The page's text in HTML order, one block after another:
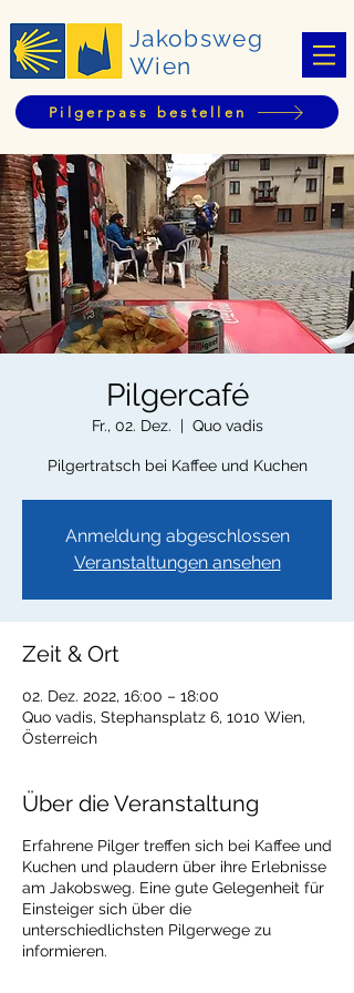
Jakobsweg
Wien
Pilgerpass bestellen
Pilgercafé
Fr., 02. Dez.
  |
Quo vadis
Pilgertratsch bei Kaffee und Kuchen
Anmeldung abgeschlossen
Veranstaltungen ansehen
Zeit & Ort
02. Dez. 2022, 16:00 – 18:00
Quo vadis, Stephansplatz 6, 1010 Wien,
Österreich
Über die Veranstaltung
Erfahrene Pilger treffen sich bei Kaffee und
Kuchen und plaudern über ihre Erlebnisse
am Jakobsweg. Eine gute Gelegenheit für
Einsteiger sich über die
unterschiedlichsten Pilgerwege zu
informieren.